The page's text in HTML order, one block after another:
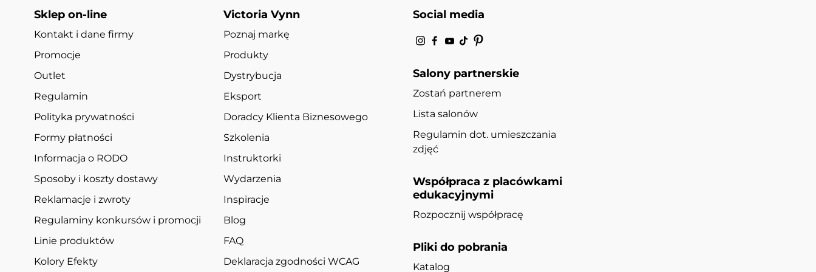
Sklep on-line
Kontakt i dane firmy
Promocje
Outlet
Regulamin
Polityka prywatności
Formy płatności
Informacja o RODO
Sposoby i koszty dostawy
Reklamacje i zwroty
Regulaminy konkursów i promocji
Linie produktów
Kolory Efekty
Victoria Vynn
Poznaj markę
Produkty
Dystrybucja
Eksport
Doradcy Klienta Biznesowego
Szkolenia
Instruktorki
Wydarzenia
Inspiracje
Blog
FAQ
Deklaracja zgodności WCAG
Social media
Salony partnerskie
Zostań partnerem
Lista salonów
Regulamin dot. umieszczania
zdjęć
Współpraca z placówkami
edukacyjnymi
Rozpocznij współpracę
Pliki do pobrania
Katalog